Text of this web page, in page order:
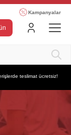
Kampanyalar
teslimat ücretsiz!